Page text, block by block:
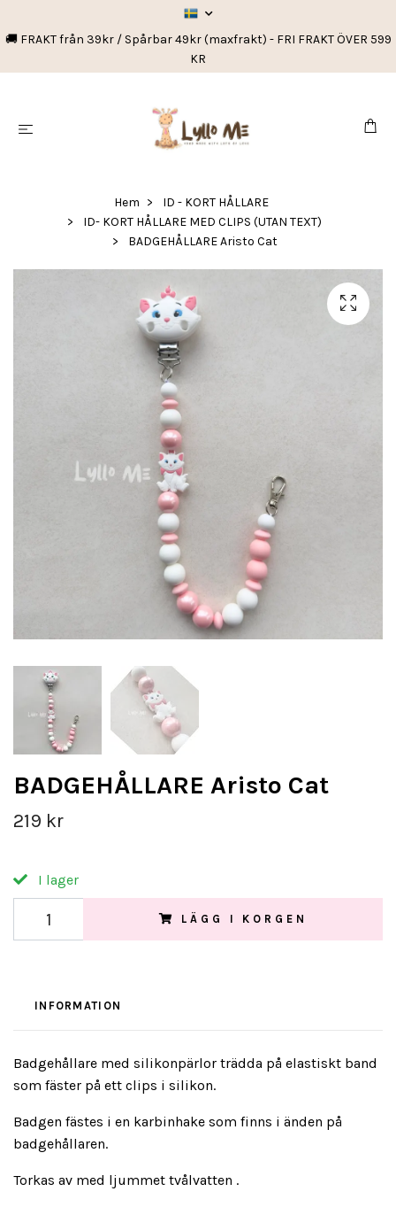
🚚 FRAKT från 39kr / Spårbar 49kr (maxfrakt) - FRI FRAKT ÖVER 599
KR
Hem
ID - KORT HÅLLARE
ID- KORT HÅLLARE MED CLIPS (UTAN TEXT)
BADGEHÅLLARE Aristo Cat
BADGEHÅLLARE Aristo Cat
219 kr
I lager
LÄGG I KORGEN
INFORMATION
Badgehållare med silikonpärlor trädda på elastiskt band
som fäster på ett clips i silikon.
Badgen fästes i en karbinhake som finns i änden på
badgehållaren.
Torkas av med ljummet tvålvatten .